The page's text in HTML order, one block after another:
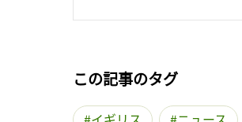
この記事のタグ